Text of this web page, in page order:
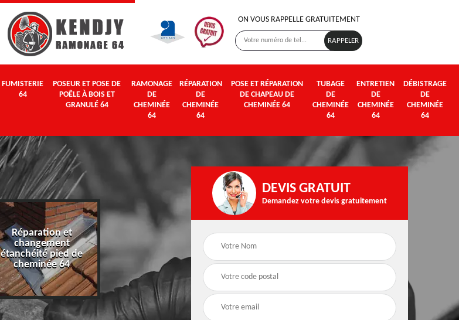
ON VOUS RAPPELLE GRATUITEMENT
FUMISTERIE
64
POSEUR ET POSE DE
POÊLE À BOIS ET
GRANULÉ 64
RAMONAGE
DE
CHEMINÉE
64
RÉPARATION
DE
CHEMINÉE
64
POSE ET RÉPARATION
DE CHAPEAU DE
CHEMINÉE 64
TUBAGE
DE
CHEMINÉE
64
ENTRETIEN
DE
CHEMINÉE
64
DÉBISTRAGE
DE
CHEMINÉE
64
Réparation et
changement
étanchéité pied de
cheminée 64
Ramonage 64
Poseur et pose de
poêle à bois et
DEVIS GRATUIT
Demandez votre devis gratuitement